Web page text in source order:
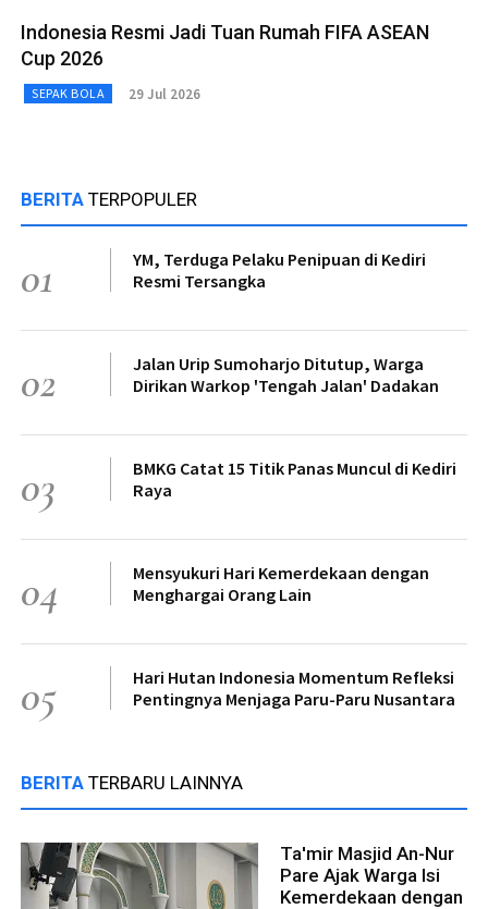
Indonesia Resmi Jadi Tuan Rumah FIFA ASEAN
Cup 2026
SEPAK BOLA 29 Jul 2026
BERITA TERPOPULER
01
YM, Terduga Pelaku Penipuan di Kediri
Resmi Tersangka
02
Jalan Urip Sumoharjo Ditutup, Warga
Dirikan Warkop 'Tengah Jalan' Dadakan
03
BMKG Catat 15 Titik Panas Muncul di Kediri
Raya
04
Mensyukuri Hari Kemerdekaan dengan
Menghargai Orang Lain
05
Hari Hutan Indonesia Momentum Refleksi
Pentingnya Menjaga Paru-Paru Nusantara
BERITA TERBARU LAINNYA
Ta'mir Masjid An-Nur
Pare Ajak Warga Isi
Kemerdekaan dengan